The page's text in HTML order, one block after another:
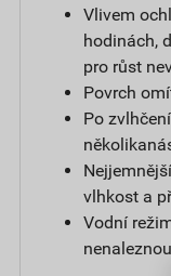
Vlivem
hodinách,
pro růst
Povrch
Po
vlhkost a
Vodní